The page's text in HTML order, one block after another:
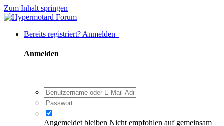
Zum Inhalt springen
Bereits registriert? Anmelden
Anmelden
Angemeldet bleiben Nicht empfohlen auf gemeinsam